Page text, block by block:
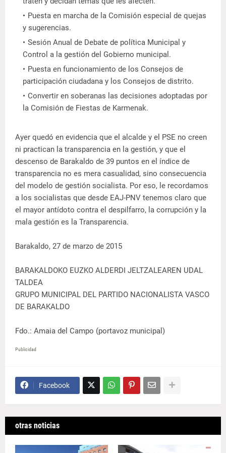
Puesta en marcha de la Comisión especial de quejas
y sugerencias.
Sesión Anual de Debate de política Municipal y
Control a la gestión del Gobierno municipal.
Puesta en funcionamiento de los Consejos de
participación ciudadana y los Consejos de distrito.
Convertir en soberanas las decisiones adoptadas por
la Comisión de Fiestas de Karmenak.
Ayer quedó en evidencia que el alcalde y el PSE no creen
ni practican la transparencia en la gestión, y que el
descenso de Barakaldo de 39 puntos en el índice de
transparencia no es mera casualidad, sino consecuencia
del modelo de gestión socialista. Por eso, le recordamos
a los socialistas que desde EAJ-PNV tenemos claro que
el mayor antídoto contra el despilfarro, la corrupción y la
mala gestión es la Transparencia.
Barakaldo, 27 de marzo de 2015
BARAKALDOKO EUZKO ALDERDI JELTZALEAREN UDAL
TALDEA
GRUPO MUNICIPAL DEL PARTIDO NACIONALISTA VASCO
DE BARAKALDO
Fdo.: Amaia del Campo (portavoz municipal)
Publicidad
Facebook
otras noticias